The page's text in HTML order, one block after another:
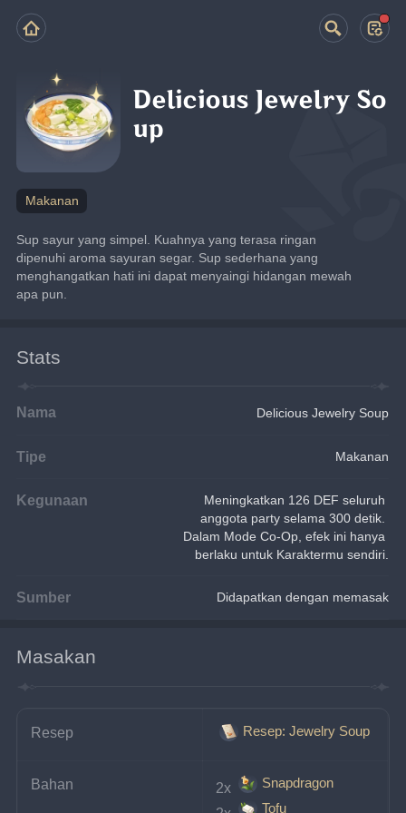
Delicious Jewelry So
up
Makanan
Sup sayur yang simpel. Kuahnya yang terasa ringan
dipenuhi aroma sayuran segar. Sup sederhana yang
menghangatkan hati ini dapat menyaingi hidangan mewah
apa pun.
Stats
Nama Delicious Jewelry Soup
Tipe Makanan
Kegunaan
Meningkatkan 126 DEF seluruh
anggota party selama 300 detik.
Dalam Mode Co-Op, efek ini hanya
berlaku untuk Karaktermu sendiri.
Sumber Didapatkan dengan memasak
Masakan
Resep Resep: Jewelry Soup
Bahan 2x
Snapdragon
Tofu